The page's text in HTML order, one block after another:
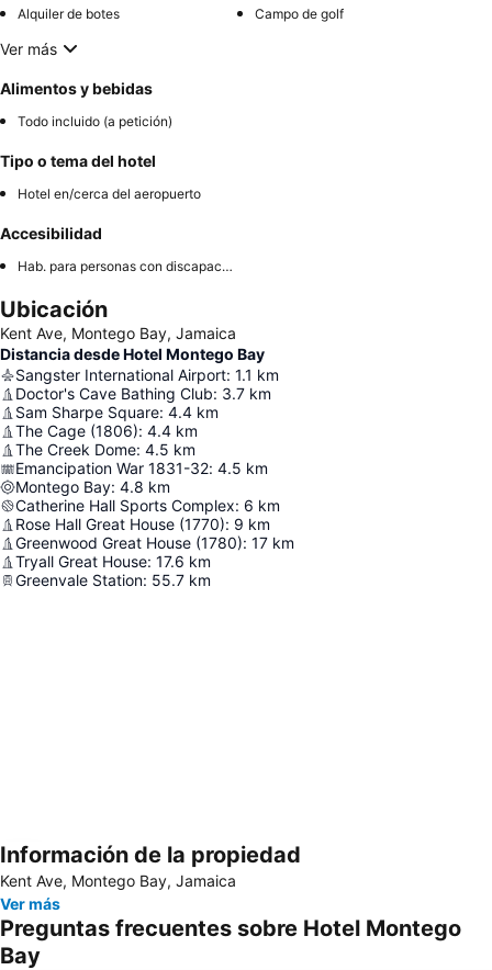
Alquiler de botes Campo de golf
Ver más
Alimentos y bebidas
Todo incluido (a petición)
Tipo o tema del hotel
Hotel en/cerca del aeropuerto
Accesibilidad
Hab. para personas con discapacidad
Ubicación
Kent Ave, Montego Bay, Jamaica
Distancia desde Hotel Montego Bay
Sangster International Airport: 1.1 km
Doctor's Cave Bathing Club: 3.7 km
Sam Sharpe Square: 4.4 km
The Cage (1806): 4.4 km
The Creek Dome: 4.5 km
Emancipation War 1831-32: 4.5 km
Montego Bay: 4.8 km
Catherine Hall Sports Complex: 6 km
Rose Hall Great House (1770): 9 km
Greenwood Great House (1780): 17 km
Tryall Great House: 17.6 km
Greenvale Station: 55.7 km
Ampliar mapa
Información de la propiedad
Kent Ave, Montego Bay, Jamaica
Ver más
Preguntas frecuentes sobre Hotel Montego
Bay